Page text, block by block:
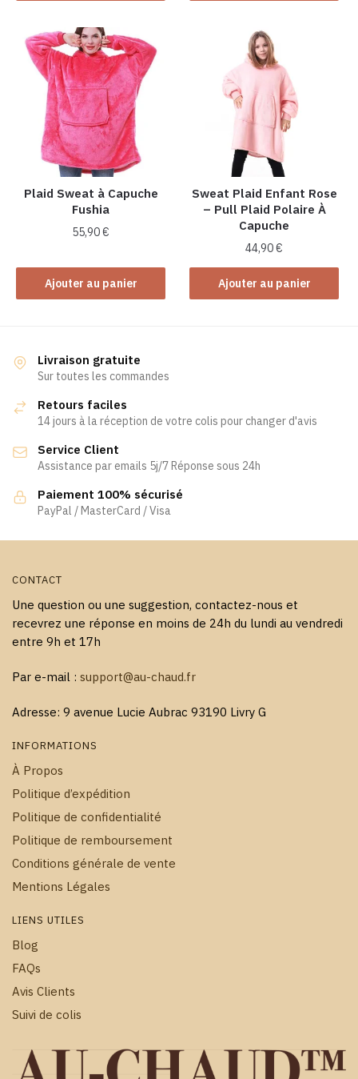
Plaid Sweat à Capuche
Fushia
55,90€
Ajouter au panier
Sweat Plaid Enfant Rose
– Pull Plaid Polaire À
Capuche
44,90€
Ajouter au panier
Livraison gratuite
Sur toutes les commandes
Retours faciles
14 jours à la réception de votre colis pour changer d'avis
Service Client
Assistance par emails 5j/7 Réponse sous 24h
Paiement 100% sécurisé
PayPal / MasterCard / Visa
CONTACT
Une question ou une suggestion, contactez-nous et
recevrez une réponse en moins de 24h du lundi au vendredi
entre 9h et 17h
Par e-mail : support@au-chaud.fr
Adresse: 9 avenue Lucie Aubrac 93190 Livry G
INFORMATIONS
À Propos
Politique d’expédition
Politique de confidentialité
Politique de remboursement
Conditions générale de vente
Mentions Légales
LIENS UTILES
Blog
FAQs
Avis Clients
Suivi de colis